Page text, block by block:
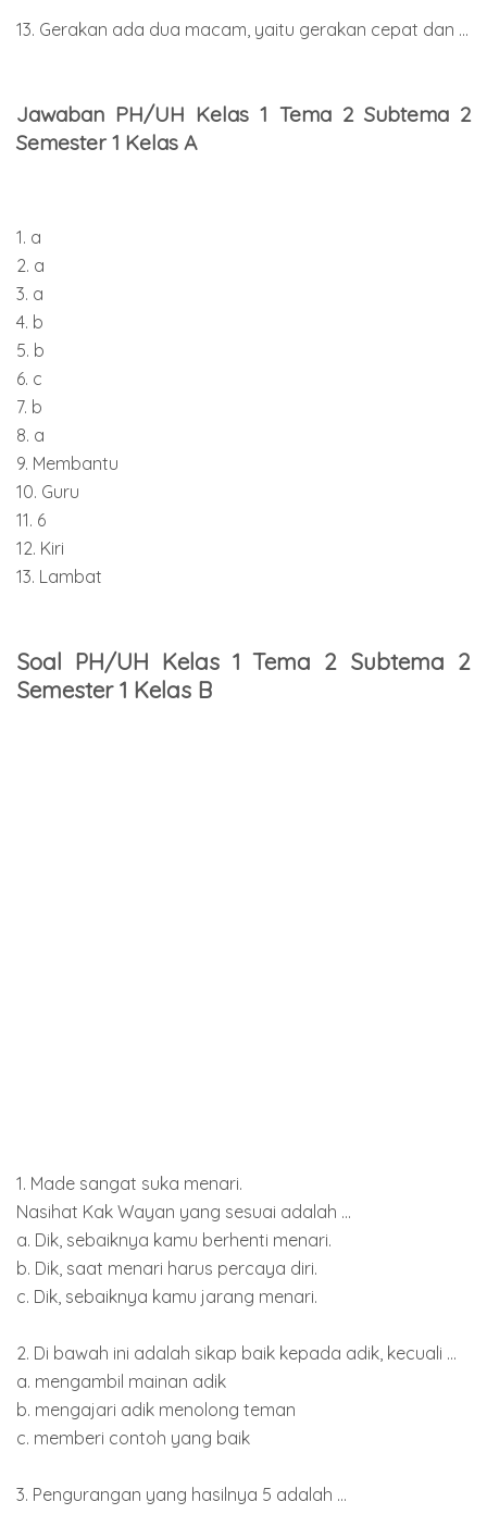
13. Gerakan ada dua macam, yaitu gerakan cepat dan ...
Jawaban PH/UH Kelas 1 Tema 2 Subtema 2
Semester 1 Kelas A
1. a
2. a
3. a
4. b
5. b
6. c
7. b
8. a
9. Membantu
10. Guru
11. 6
12. Kiri
13. Lambat
Soal PH/UH Kelas 1 Tema 2 Subtema 2
Semester 1 Kelas B
1. Made sangat suka menari.
Nasihat Kak Wayan yang sesuai adalah ...
a. Dik, sebaiknya kamu berhenti menari.
b. Dik, saat menari harus percaya diri.
c. Dik, sebaiknya kamu jarang menari.
2. Di bawah ini adalah sikap baik kepada adik, kecuali ...
a. mengambil mainan adik
b. mengajari adik menolong teman
c. memberi contoh yang baik
3. Pengurangan yang hasilnya 5 adalah ...